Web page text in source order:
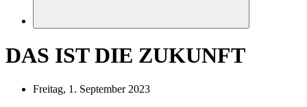
DAS IST DIE ZUKUNFT
Freitag, 1. September 2023